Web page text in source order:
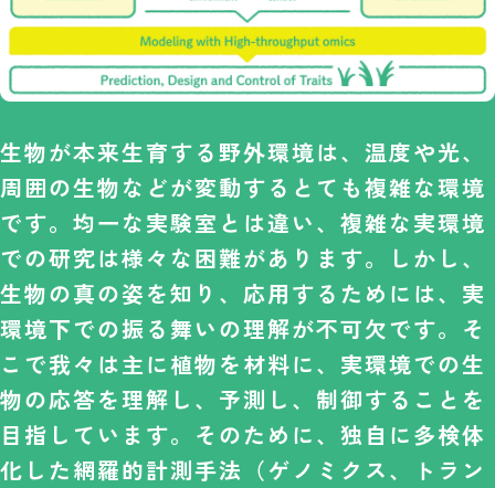
生物が本来生育する野外環境は、温度や光、
周囲の生物などが変動するとても複雑な環境
です。均一な実験室とは違い、複雑な実環境
での研究は様々な困難があります。しかし、
生物の真の姿を知り、応用するためには、実
環境下での振る舞いの理解が不可欠です。そ
こで我々は主に植物を材料に、実環境での生
物の応答を理解し、予測し、制御することを
目指しています。そのために、独自に多検体
化した網羅的計測手法（ゲノミクス、トラン